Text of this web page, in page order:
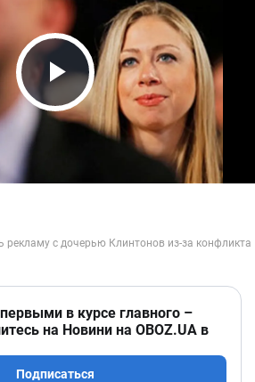
Play Video
в курсе главного –
на Новини на OBOZ.UA в
Подписаться